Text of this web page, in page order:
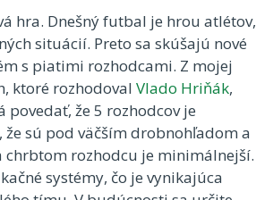
hra. Dnešný futbal je hrou atlétov,
situácií. Preto sa skúšajú nové
s piatimi rozhodcami. Z mojej
ktoré rozhodoval Vlado Hriňák,
že 5 rozhodcov je
sú pod väčším drobnohľadom a
rozhodcu je minimálnejší.
systémy, čo je vynikajúca